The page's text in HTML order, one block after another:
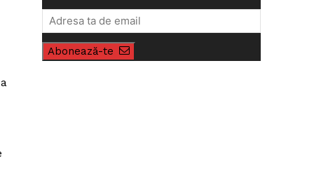
Abonează-te